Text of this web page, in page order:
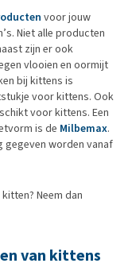
voor jouw
Niet alle producten
zijn er ook
vlooien en oormijt
bij kittens is
voor kittens. Ook
voor kittens. Een
is de Milbemax.
gegeven worden vanaf
Neem dan
van kittens